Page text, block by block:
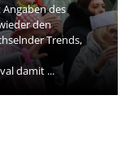
des
den
Trends,
damit ...